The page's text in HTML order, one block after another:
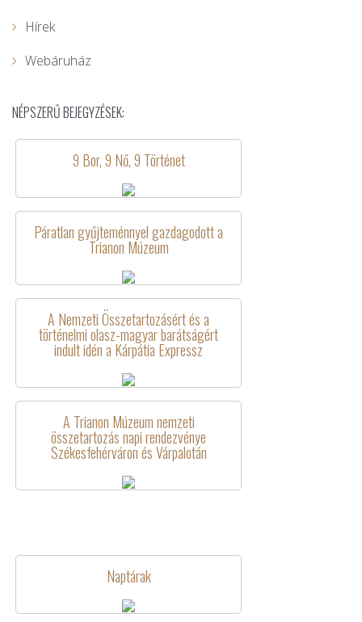
Hírek
Webáruház
NÉPSZERŰ BEJEGYZÉSEK:
9 Bor, 9 Nő, 9 Történet
Páratlan gyűjteménnyel gazdagodott a
Trianon Múzeum
A Nemzeti Összetartozásért és a
történelmi olasz-magyar barátságért
indult idén a Kárpátia Expressz
A Trianon Múzeum nemzeti
összetartozás napi rendezvénye
Székesfehérváron és Várpalotán
Naptárak